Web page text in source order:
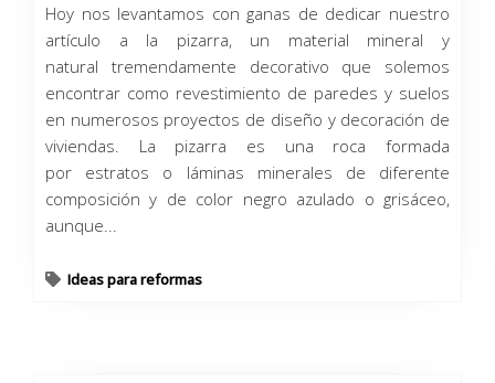
Hoy nos levantamos con ganas de dedicar nuestro
artículo a la pizarra, un material mineral y
natural tremendamente decorativo que solemos
encontrar como revestimiento de paredes y suelos
en numerosos proyectos de diseño y decoración de
viviendas. La pizarra es una roca formada
por estratos o láminas minerales de diferente
composición y de color negro azulado o grisáceo,
aunque...
Ideas para reformas